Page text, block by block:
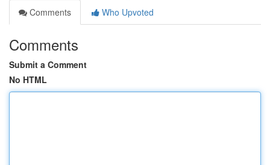
Comments
Who Upvoted
Comments
Submit a Comment
No HTML